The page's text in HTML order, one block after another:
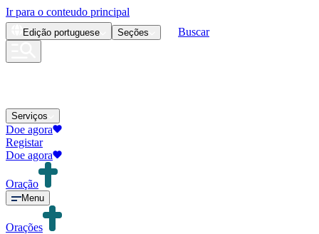
Ir para o conteudo principal
Edição portuguese Seções Buscar
Serviços
Doe agora
Registar
Doe agora
Oração
Menu
Orações